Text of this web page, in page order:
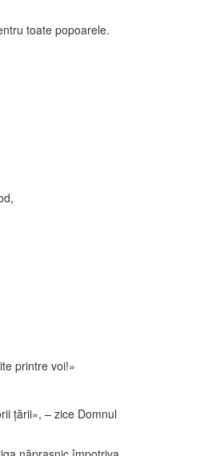
toate popoarele.
printre voi!»
ţării», – zice Domnul